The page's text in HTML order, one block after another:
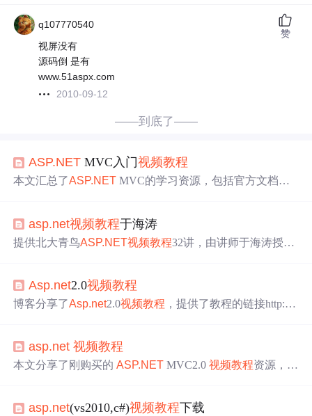
q107770540
视屏没有
源码倒 是有
www.51aspx.com
2010-09-12
赞
——到底了——
ASP.NET MVC入门视频教程
本文汇总了ASP.NET MVC的学习资源，包括官方文档、
asp.net视频教程于海涛
提供北大青鸟ASP.NET视频教程32讲，由讲师于海涛授
Asp.net2.0视频教程
博客分享了Asp.net2.0视频教程 ，提供了教程的链接http://b
asp.net 视频教程
本文分享了刚购买的ASP.NET MVC2.0视频教程资源，涉
asp.net(vs2010,c#)视频教程下载